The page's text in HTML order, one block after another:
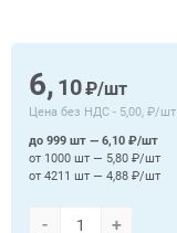
6, 10₽/шт
Цена без НДС - 5,00, ₽/шт
- +
до 999 шт — 6,10 ₽/шт
от 1000 шт — 5,80 ₽/шт
от 4211 шт — 4,88 ₽/шт